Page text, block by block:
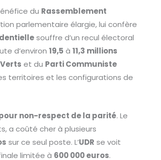
du Rassemblement
parlementaire élargie, lui confère
souffre d’un recul électoral
d’environ19,5 à11,3 millions
et du Parti Communiste
territoires et les configurations de
non-respect de la parité. Le
a coûté cher à plusieurs
sur ce seul poste. L’UDR se voit
limitée à 600 000 euros.